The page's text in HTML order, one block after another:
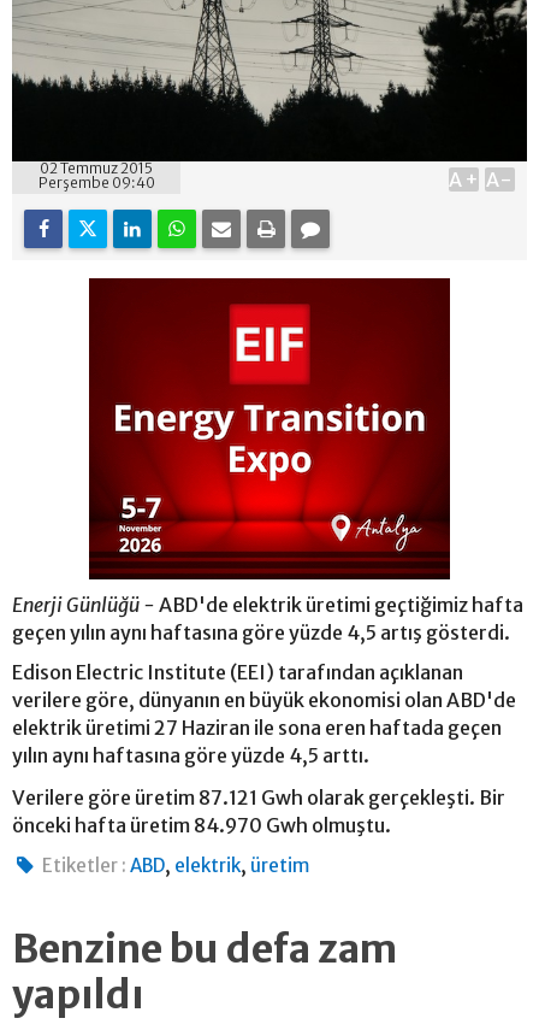
02 Temmuz 2015
Perşembe 09:40
A+ A-
Enerji Günlüğü - ABD'de elektrik üretimi geçtiğimiz hafta
geçen yılın aynı haftasına göre yüzde 4,5 artış gösterdi.
Edison Electric Institute (EEI) tarafından açıklanan
verilere göre, dünyanın en büyük ekonomisi olan ABD'de
elektrik üretimi 27 Haziran ile sona eren haftada geçen
yılın aynı haftasına göre yüzde 4,5 arttı.
Verilere göre üretim 87.121 Gwh olarak gerçekleşti. Bir
önceki hafta üretim 84.970 Gwh olmuştu.
Etiketler : ABD, elektrik, üretim
Benzine bu defa zam
yapıldı